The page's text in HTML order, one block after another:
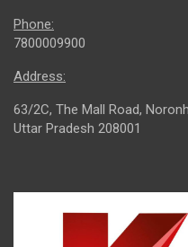
Phone:
7800009900
Address:
63/2C, The Mall Road,
Uttar Pradesh 208001